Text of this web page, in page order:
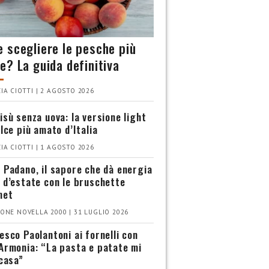
scegliere le pesche più
La guida definitiva
CIOTTI | 2 AGOSTO 2026
senza uova: la versione light
più amato d’Italia
CIOTTI | 1 AGOSTO 2026
Padano, il sapore che dà energia
d’estate con le bruschette
NOVELLA 2000 | 31 LUGLIO 2026
Paolantoni ai fornelli con
“La pasta e patate mi